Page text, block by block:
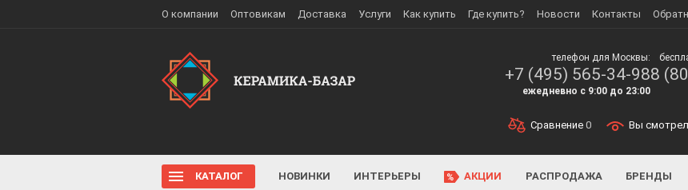
О компании Оптовикам Доставка Услуги Как купить Где купить? Новости Контакты
телефон для Москвы:
+7 (495) 565-34-98
ежедневно с 9:00 до 23:00
8
Сравнение 0 Вы
КАТАЛОГ НОВИНКИ ИНТЕРЬЕРЫ АКЦИИ РАСПРОДАЖА БРЕНДЫ